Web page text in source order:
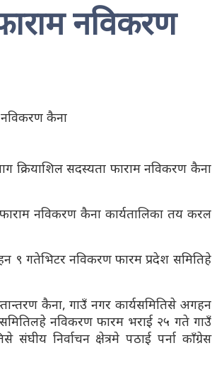
नविकरण
क्रियाशिल सदस्यता फाराम नविकरण कैना
नविकरण कैना कार्यतालिका तय करल
९ गतेभिटर नविकरण फारम प्रदेश समितिहे
कैना, गाउँ नगर कार्यसमितिसे अगहन
समितिलहे नविकरण फारम भराई २५ गते गाउँ
निर्वाचन क्षेत्रमे पठाई पर्ना काँग्रेस